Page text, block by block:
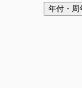
年付・周